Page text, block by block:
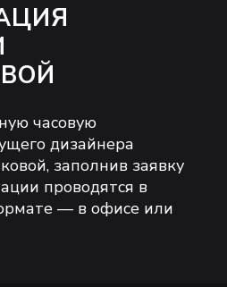
часовую
дизайнера
заполнив заявку
проводятся в
— в офисе или